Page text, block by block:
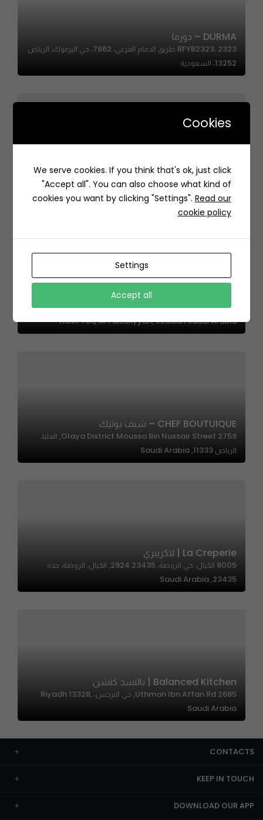
DURMA – دورما
RFYB2323، 2323 طريق الدمام الفرعي، 7862، حي اليرموك، الرياض
13252، السعودية
RARE Grill | رير قريل
المدينة المنورة السعودية
Krokant | كروكانت
H5MF+8Q Al Faisaliyyah, Jeddah Saudi Arabia
CHEF BOUTUIQUE – شيف بوتيك
2759 Olaya District Moussa Bin Nussair Street, العليا،
الرياض 11333, Saudi Arabia
La Creperie | لاكريبري
8005 الكيال، حي الروضة، 23435 2924, الكيال، الروضة، جدة
23435, Saudi Arabia
Balanced Kitchen | بالنسد كتشن
2685 Uthman Ibn Affan Rd, حي النرجس، Riyadh 13328,
Saudi Arabia
CONTACTS
KEEP IN TOUCH
DOWNLOAD OUR APP
Cookies
We serve cookies. If you think that's ok, just click
"Accept all". You can also choose what kind of
cookies you want by clicking "Settings". Read our
cookie policy
Settings
Accept all